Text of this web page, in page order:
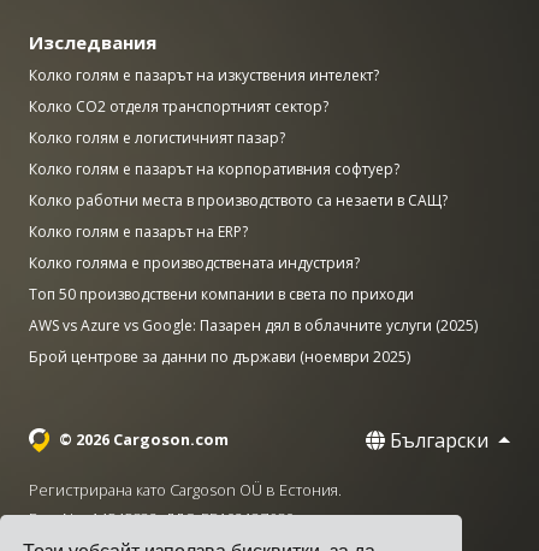
Изследвания
Колко голям е пазарът на изкуствения интелект?
Колко CO2 отделя транспортният сектор?
Колко голям е логистичният пазар?
Колко голям е пазарът на корпоративния софтуер?
Колко работни места в производството са незаети в САЩ?
Колко голям е пазарът на ERP?
Колко голяма е производствената индустрия?
Топ 50 производствени компании в света по приходи
AWS vs Azure vs Google: Пазарен дял в облачните услуги (2025)
Брой центрове за данни по държави (ноември 2025)
© 2026 Cargoson.com Български
Регистрирана като Cargoson OÜ в Естония.
Рег. No: 14545832. ДДС: EE102137680.